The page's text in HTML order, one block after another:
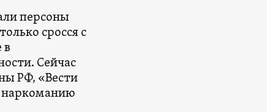
персоны
сросся с
в
Сейчас
РФ, «Вести
наркоманию